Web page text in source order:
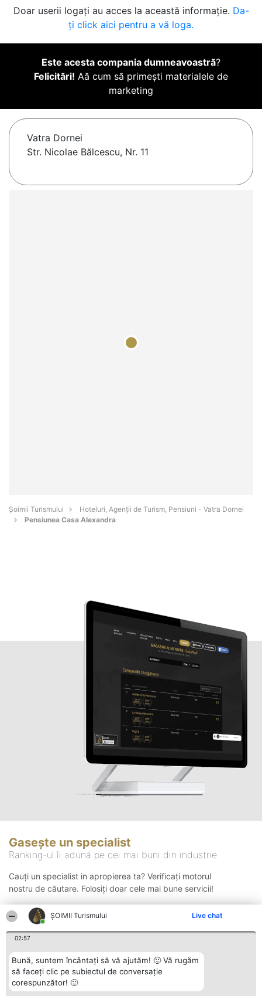
ȘOIMII Turismului Live chat
02:57
Bună, suntem încântați să vă ajutăm! 🙂 Vă rugăm
să faceți clic pe subiectul de conversație
corespunzător! 🙂
Doar userii logați au acces la această informație. Da-
ți click aici pentru a vă loga.
Este acesta compania dumneavoastră?
Felicitări! Aă cum să primești materialele de
marketing
Vatra Dornei
Str. Nicolae Bălcescu, Nr. 11
Șoimii Turismului
Hoteluri, Agenții de Turism, Pensiuni - Vatra Dornei
Pensiunea Casa Alexandra
Gasește un specialist
Ranking-ul îi adună pe cei mai buni din industrie
Cauți un specialist in apropierea ta? Verificați motorul
nostru de căutare. Folosiți doar cele mai bune servicii!